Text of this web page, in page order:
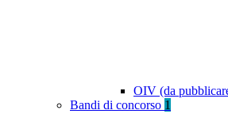
OIV (da
Bandi di concorso 1